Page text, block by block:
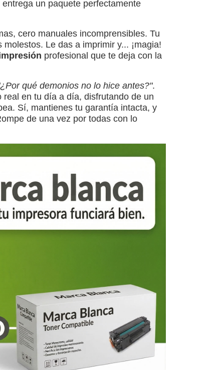
entrega un paquete perfectamente
cero manuales incomprensibles. Tu
Le das a imprimir y... ¡magia!
profesional que te deja con la
qué demonios no lo hice antes?".
en tu día a día, disfrutando de un
Sí, mantienes tu garantía intacta, y
de una vez por todas con lo